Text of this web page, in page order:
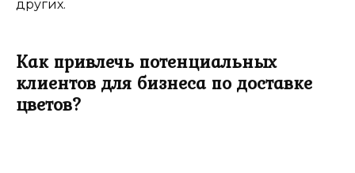
других.
Как привлечь потенциальных
клиентов для бизнеса по доставке
цветов?